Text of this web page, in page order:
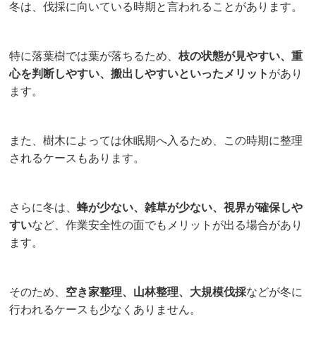
冬は、伐採に向いている時期と言われることがあります。
特に落葉樹では葉が落ちるため、枝の状態が見やすい、重
心を判断しやすい、搬出しやすいといったメリット があり
ます。
また、樹木によっては休眠期へ入るため、この時期に整理
されるケースもあります。
さらに冬は、蜂が少ない、雑草が少ない、視界が確保しや
すいなど、作業安全性の面でもメリットが出る場合があり
ます。
そのため、 空き家整理、山林整理、大規模伐採などが冬に
行われるケースも少なくありません。